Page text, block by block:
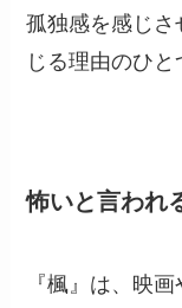
孤独感を感じ
じる理由のひと
怖いと言われ
『楓』は、映